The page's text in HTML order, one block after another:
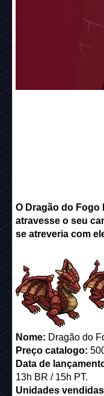
O Dragão do Fogo
atravesse o seu
se atreveria com
Nome: Dragão do
Preço catalogo:
Data de
13h BR / 15h PT.
Unidades